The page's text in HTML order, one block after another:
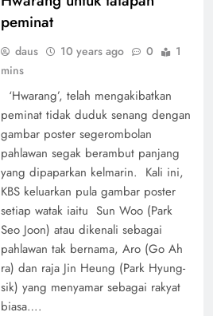
peminat
daus 10 years ago 0
1
mins
‘Hwarang’, telah mengakibatkan
peminat tidak duduk senang dengan
gambar poster segerombolan
pahlawan segak berambut panjang
yang dipaparkan kelmarin. Kali ini,
KBS keluarkan pula gambar poster
setiap watak iaitu Sun Woo (Park
Seo Joon) atau dikenali sebagai
pahlawan tak bernama, Aro (Go Ah
ra) dan raja Jin Heung (Park Hyung-
sik) yang menyamar sebagai rakyat
biasa….